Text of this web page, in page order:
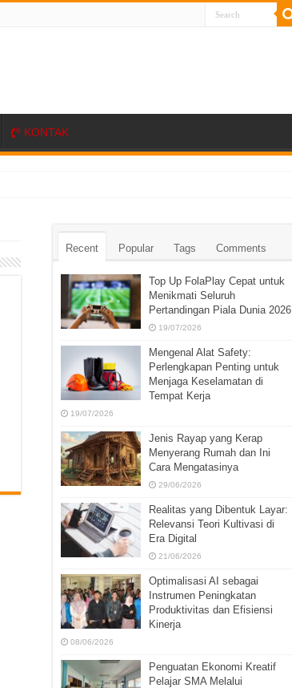
KONTAK
Recent Popular Tags Comments
Top Up FolaPlay Cepat untuk
Menikmati Seluruh
Pertandingan Piala Dunia 2026
19/07/2026
Mengenal Alat Safety:
Perlengkapan Penting untuk
Menjaga Keselamatan di
Tempat Kerja
19/07/2026
Jenis Rayap yang Kerap
Menyerang Rumah dan Ini
Cara Mengatasinya
29/06/2026
Realitas yang Dibentuk Layar:
Relevansi Teori Kultivasi di
Era Digital
21/06/2026
Optimalisasi AI sebagai
Instrumen Peningkatan
Produktivitas dan Efisiensi
Kinerja
08/06/2026
Penguatan Ekonomi Kreatif
Pelajar SMA Melalui